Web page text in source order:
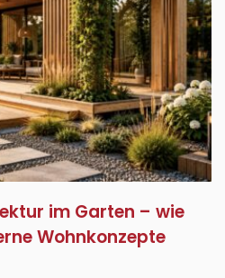
im Garten – wie
Wohnkonzepte